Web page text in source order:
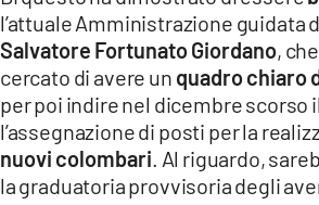
LACAPITALENEWS.IT
ANDROID
APPLE
l’attuale Amministrazione guidata
Salvatore Fortunato Giordano,
cercato di avere un quadro chiaro
per poi indire nel dicembre scorso il
l’assegnazione di posti per la
nuovi colombari . Al riguardo,
la graduatoria provvisoria degli